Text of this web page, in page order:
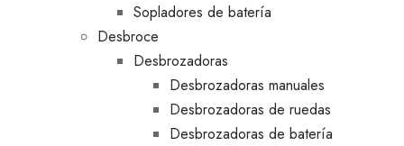
Sopladores de batería
Desbroce
Desbrozadoras
Desbrozadoras manuales
Desbrozadoras de ruedas
Desbrozadoras de batería